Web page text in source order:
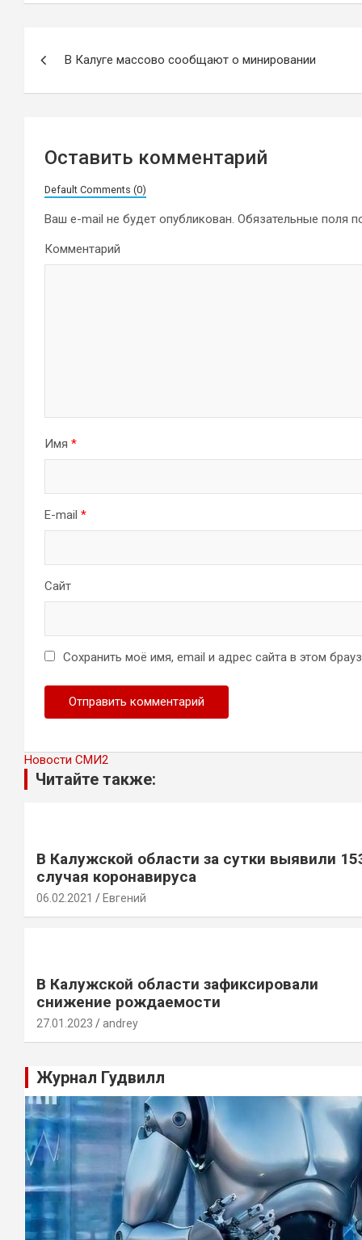
В Калуге массово сообщают о минировании
Оставить комментарий
Default Comments (0)
Ваш e-mail не будет опубликован. Обязательные поля
Комментарий
Имя *
E-mail *
Сайт
Сохранить моё имя, email и адрес сайта в этом
Новости СМИ2
Читайте также:
В Калужской области за сутки выявили
случая коронавируса
06.02.2021 Евгений
В Калужской области зафиксировали
снижение рождаемости
27.01.2023 andrey
Журнал Гудвилл